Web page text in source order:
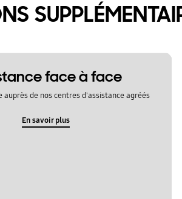
face à face
auprès de nos centres d'assistance agréés
En savoir plus